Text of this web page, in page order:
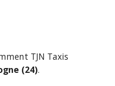
TJN Taxis
(24).